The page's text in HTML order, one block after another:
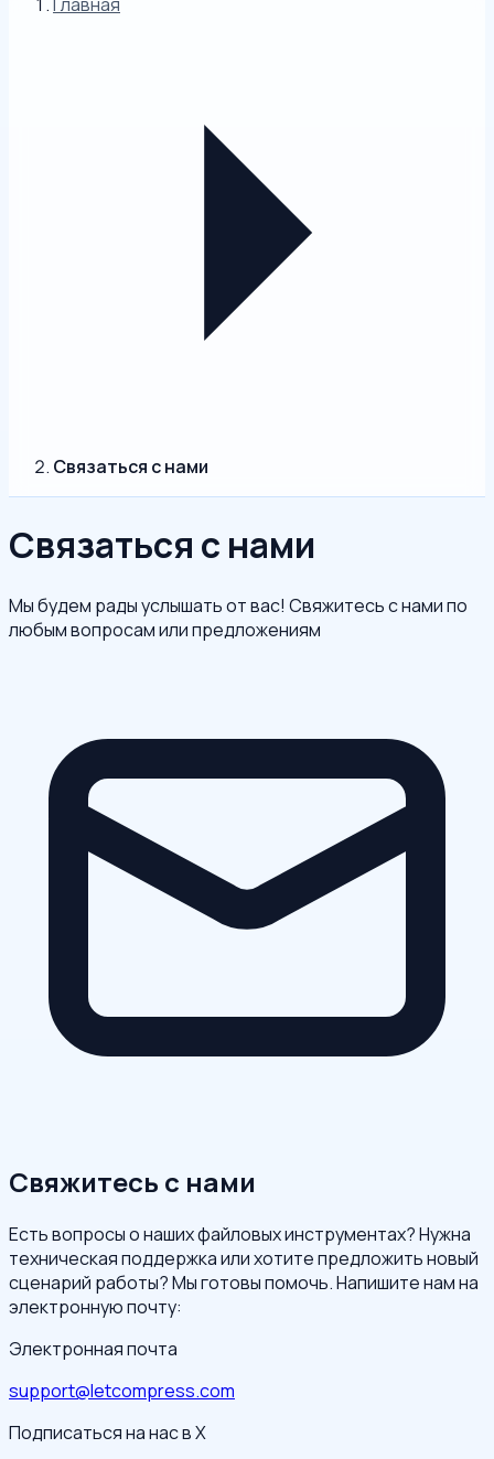
Связаться с нами
Связаться с нами
Мы будем рады услышать от вас! Свяжитесь с нами по
любым вопросам или предложениям
Свяжитесь с нами
Есть вопросы о наших файловых инструментах? Нужна
техническая поддержка или хотите предложить новый
сценарий работы? Мы готовы помочь. Напишите нам на
электронную почту:
Электронная почта
support@letcompress.com
Подписаться на нас в X